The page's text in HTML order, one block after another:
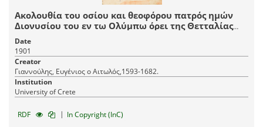
Ακολουθία του οσίου και θεοφόρου πατρός ημών
Διονυσίου του εν τω Ολύμπω όρει της Θετταλίας
εκλάμψαντος του νέου άσκητού ψαλλομένη τη κγ΄
Ιανουαρίου μηνός.
Date
1901
Creator
Γιαννούλης, Ευγένιος ο Αιτωλός,1593-1682.
Institution
University of Crete
RDF | In Copyright (InC)